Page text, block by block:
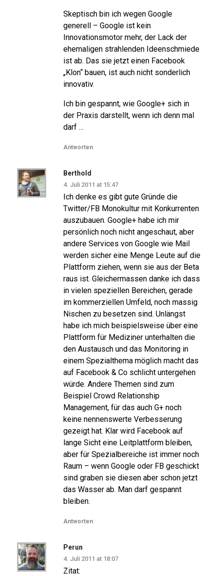
Skeptisch bin ich wegen Google
generell – Google ist kein
Innovationsmotor mehr, der Lack der
ehemaligen strahlenden Ideenschmiede
ist ab. Das sie jetzt einen Facebook
„Klon“ bauen, ist auch nicht sonderlich
innovativ.
Ich bin gespannt, wie Google+ sich in
der Praxis darstellt, wenn ich denn mal
darf …
Antworten
Berthold
4. Juli 2011 at 15:47
Ich denke es gibt gute Gründe die
Twitter/FB Monokultur mit Konkurrenten
auszubauen. Google+ habe ich mir
persönlich noch nicht angeschaut, aber
andere Services von Google wie Mail
werden sicher eine Menge Leute auf die
Plattform ziehen, wenn sie aus der Beta
raus ist. Gleichermassen danke ich dass
in vielen speziellen Bereichen, gerade
im kommerziellen Umfeld, noch massig
Nischen zu besetzen sind. Unlängst
habe ich mich beispielsweise über eine
Plattform für Mediziner unterhalten die
den Austausch und das Monitoring in
einem Spezialthema möglich macht das
auf Facebook & Co schlicht untergehen
würde. Andere Themen sind zum
Beispiel Crowd Relationship
Management, für das auch G+ noch
keine nennenswerte Verbesserung
gezeigt hat. Klar wird Facebook auf
lange Sicht eine Leitplattform bleiben,
aber für Spezialbereiche ist immer noch
Raum – wenn Google oder FB geschickt
sind graben sie diesen aber schon jetzt
das Wasser ab. Man darf gespannt
bleiben.
Antworten
Perun
4. Juli 2011 at 18:07
Zitat: